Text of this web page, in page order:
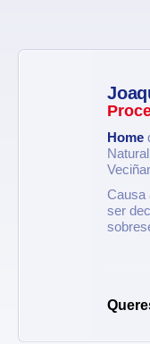
Home
Causa
ser